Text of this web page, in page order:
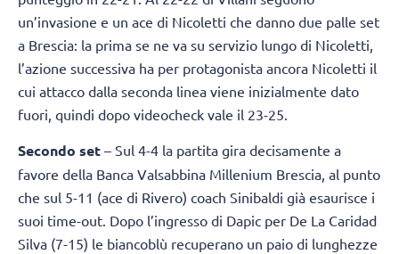
un’invasione e un ace di Nicoletti che danno due palle set
a Brescia: la prima se ne va su servizio lungo di Nicoletti,
l’azione successiva ha per protagonista ancora Nicoletti il
cui attacco dalla seconda linea viene inizialmente dato
fuori, quindi dopo videocheck vale il 23-25.
Secondo set – Sul 4-4 la partita gira decisamente a
favore della Banca Valsabbina Millenium Brescia, al punto
che sul 5-11 (ace di Rivero) coach Sinibaldi già esaurisce i
suoi time-out. Dopo l’ingresso di Dapic per De La Caridad
Silva (7-15) le biancoblù recuperano un paio di lunghezze